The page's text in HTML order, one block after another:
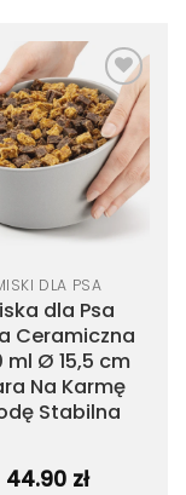
Dodaj
do
listy
życzeń
DLA PSA
dla Psa
Ceramiczna
ml Ø 15,5 cm
Na Karmę
Stabilna
44.90 zł